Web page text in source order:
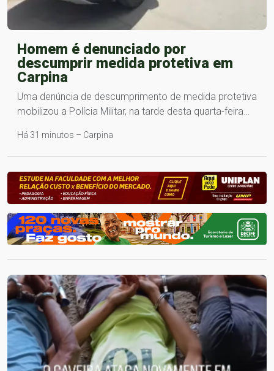
Homem é denunciado por
descumprir medida protetiva em
Carpina
Uma denúncia de descumprimento de medida protetiva
mobilizou a Polícia Militar, na tarde desta quarta-feira…
Há 31 minutos – Carpina